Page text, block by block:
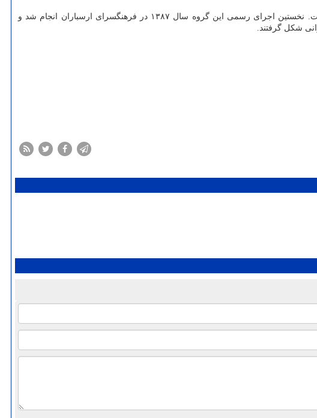
از جمله کارهای احمدی نسب آهنگسازی تئاتر وهم سرخ، موسیقی فیلم مستند سبابه بر رنگ و تاسیس گروه شروند در سال ۱۳۸۶ است. نخستین اجرای رسمی این گروه سال ۱۳۸۷ در فرهنگسرای ارسباران انجام شد و
شکل گرفتند.